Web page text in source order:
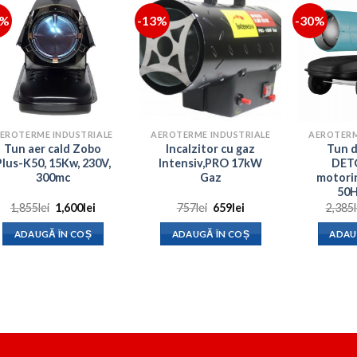
INDUSTRIALE
Tun aer cald Zobo
K50, 15Kw, 230V,
300mc
1,855lei Prețul
inițial
a
fost:
1,600lei
ADAUGĂ ÎN COȘ
-13%
AEROTERME INDUSTRIALE
Incalzitor cu gaz
Intensiv,PRO 17kW
Gaz
757lei Prețul
a
fost:
659leiPrețul
este:
659lei.
ADAUGĂ ÎN COȘ
-30%
Tun
2,385